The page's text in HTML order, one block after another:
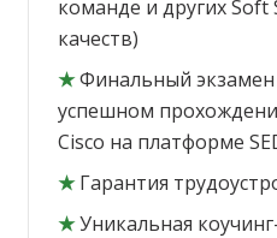
команде и других Soft
качеств)
★Финальный экзамен
успешном
Cisco на платформе
★ Гарантия
★Уникальная